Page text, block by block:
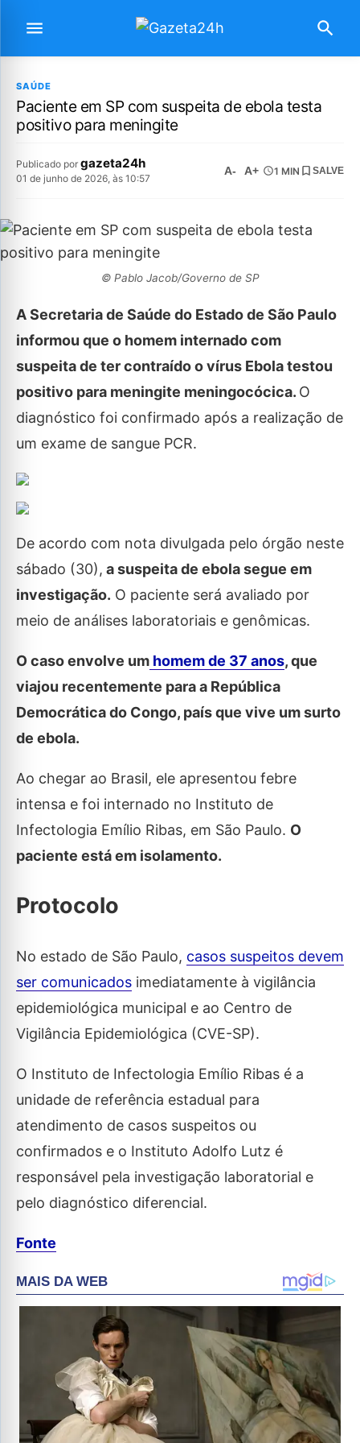
SAÚDE
Paciente em SP com suspeita de ebola testa
positivo para meningite
Publicado por gazeta24h
01 de junho de 2026, às 10:57
A- A+ 1 MIN SALVE
© Pablo Jacob/Governo de SP
A Secretaria de Saúde do Estado de São Paulo
informou que o homem internado com
suspeita de ter contraído o vírus Ebola testou
positivo para meningite meningocócica. O
diagnóstico foi confirmado após a realização de
um exame de sangue PCR.
De acordo com nota divulgada pelo órgão neste
sábado (30), a suspeita de ebola segue em
investigação. O paciente será avaliado por
meio de análises laboratoriais e genômicas.
O caso envolve um homem de 37 anos, que
viajou recentemente para a República
Democrática do Congo, país que vive um surto
de ebola.
Ao chegar ao Brasil, ele apresentou febre
intensa e foi internado no Instituto de
Infectologia Emílio Ribas, em São Paulo. O
paciente está em isolamento.
Protocolo
No estado de São Paulo, casos suspeitos devem
ser comunicados imediatamente à vigilância
epidemiológica municipal e ao Centro de
Vigilância Epidemiológica (CVE-SP).
O Instituto de Infectologia Emílio Ribas é a
unidade de referência estadual para
atendimento de casos suspeitos ou
confirmados e o Instituto Adolfo Lutz é
responsável pela investigação laboratorial e
pelo diagnóstico diferencial.
Fonte